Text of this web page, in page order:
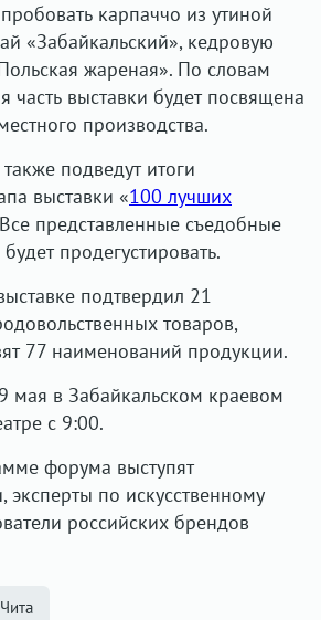
карпаччо из утиной
«Забайкальский», кедровую
жареная». По словам
часть выставки будет посвящена
производства.
подведут итоги
выставки «100 лучших
представленные съедобные
продегустировать.
подтвердил 21
товаров,
77 наименований продукции.
мая в Забайкальском краевом
с 9:00.
форума выступят
эксперты по искусственному
российских брендов